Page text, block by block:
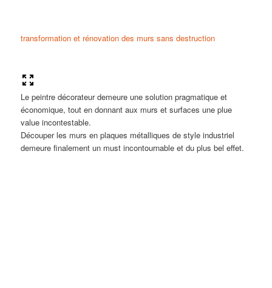
transformation et rénovation des murs sans destruction
Le peintre décorateur demeure une solution pragmatique et
économique, tout en donnant aux murs et surfaces une plue
value incontestable.
Découper les murs en plaques métalliques de style industriel
demeure finalement un must incontournable et du plus bel effet.